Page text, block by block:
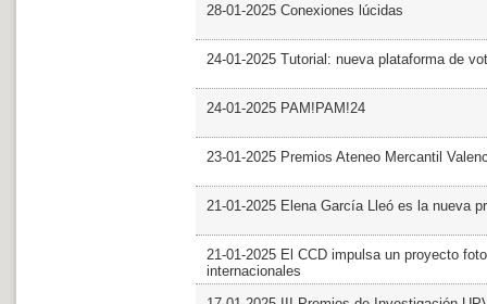
28-01-2025 Conexiones lúcidas
24-01-2025 Tutorial: nueva plataforma de
24-01-2025 PAM!PAM!24
23-01-2025 Premios Ateneo Mercantil
21-01-2025 Elena García Lleó es la nueva
21-01-2025 El CCD impulsa un proyecto
internacionales